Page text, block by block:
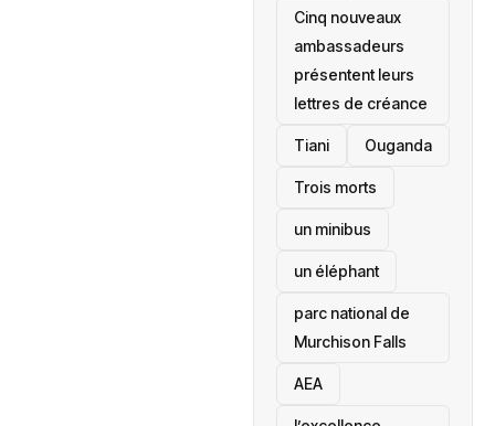
Cinq nouveaux
ambassadeurs
présentent leurs
lettres de créance
Tiani ‎Ouganda
Trois morts
un minibus
un éléphant
parc national de
Murchison Falls
AEA